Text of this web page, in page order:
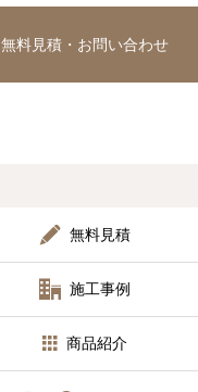
無料見積・お問い合わせ
無料見積
施工事例
商品紹介